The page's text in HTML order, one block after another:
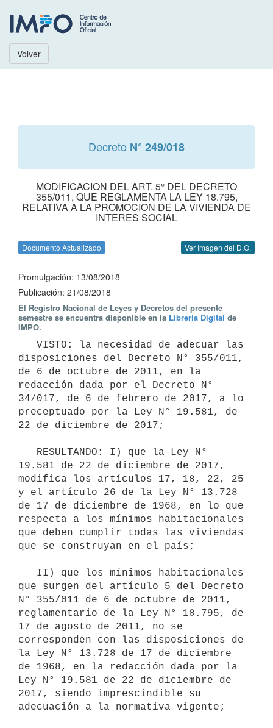
Volver
Decreto N° 249/018
MODIFICACION DEL ART. 5° DEL DECRETO
355/011, QUE REGLAMENTA LA LEY 18.795,
RELATIVA A LA PROMOCION DE LA VIVIENDA DE
INTERES SOCIAL
Documento Actualizado Ver Imagen del D.O.
Promulgación: 13/08/2018
Publicación: 21/08/2018
El Registro Nacional de Leyes y Decretos del presente
semestre se encuentra disponible en la Librería Digital de
IMPO.
disposiciones del Decreto N° 355/011,
de 6 de octubre de 2011, en la
redacción dada por el Decreto N°
34/017, de 6 de febrero de 2017, a lo
preceptuado por la Ley N° 19.581, de
22 de diciembre de 2017;
19.581 de 22 de diciembre de 2017,
modifica los artículos 17, 18, 22, 25
y el artículo 26 de la Ley N° 13.728
de 17 de diciembre de 1968, en lo que
respecta a los mínimos habitacionales
que deben cumplir todas las viviendas
que se construyan en el país;
que surgen del artículo 5 del Decreto
N° 355/011 de 6 de octubre de 2011,
reglamentario de la Ley N° 18.795, de
17 de agosto de 2011, no se
corresponden con las disposiciones de
la Ley N° 13.728 de 17 de diciembre
de 1968, en la redacción dada por la
Ley N° 19.581 de 22 de diciembre de
2017, siendo imprescindible su
adecuación a la normativa vigente;